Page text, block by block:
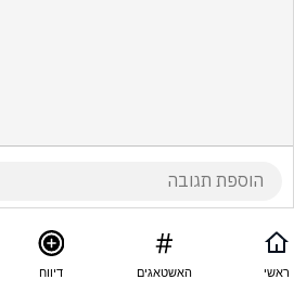
ראשי האשטאגים דיווח